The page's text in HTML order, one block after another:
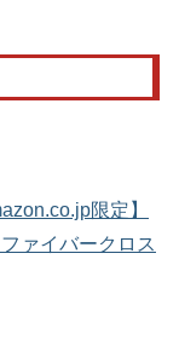
限定】
ァイバークロス